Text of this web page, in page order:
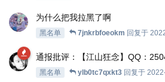
为什么把我拉黑了啊
黑名单 7jnkrbfoeokm 回复于
通报批评：【江山狂念】QQ：
黑名单 ylb0tc7qxkt3 回复于